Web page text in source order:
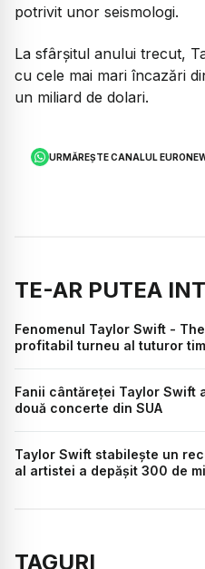
potrivit unor seismologi.
La sfârșitul anului trecut,
cu cele mai mari încazări
un miliard de dolari.
URMĂREȘTE CANALUL
TE-AR PUTEA
Fenomenul Taylor Swift -
profitabil turneu al tuturor
Fanii cântăreţei Taylor Swift
două concerte din SUA
Taylor Swift stabilește un
al artistei a depășit 300 de
TAGURI